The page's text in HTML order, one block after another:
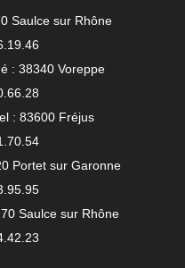
Saulce sur Rhône
: 38340 Voreppe
: 83600 Fréjus
Portet sur Garonne
Saulce sur Rhône